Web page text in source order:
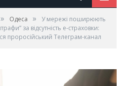
» Одеса »
У мережі поширюють
за відсутність е-страховки:
проросійський Телеграм-канал